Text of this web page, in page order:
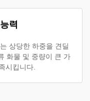
력
상당한 하중을 견딜
화물 및 중량이 큰 가
시킵니다.